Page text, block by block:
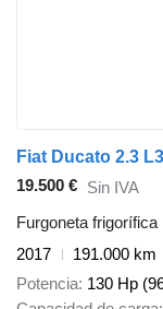
Fiat Ducato 2.3
19.500 € Sin IVA
Furgoneta frigorífica
2017
191.000 km
Potencia 130 Hp